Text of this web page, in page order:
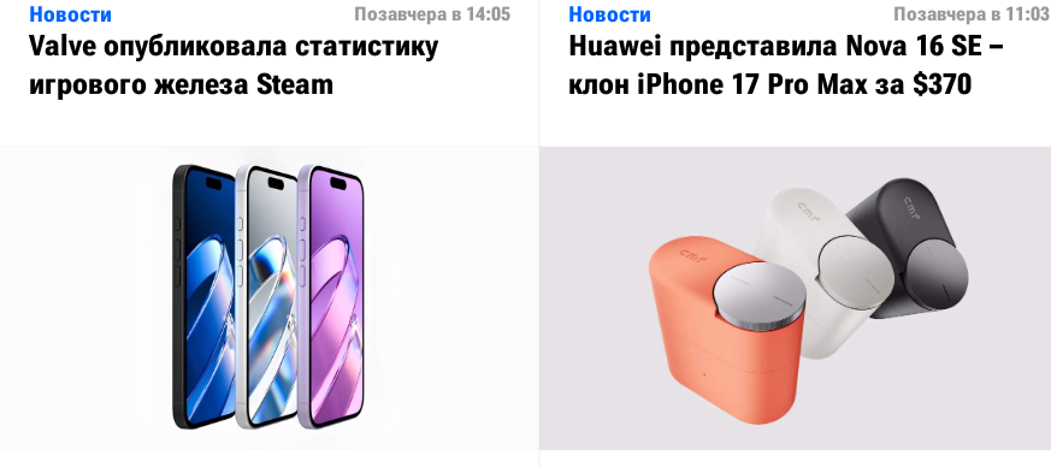
Новости Позавчера в 14:05
Valve опубликовала статистику
игрового железа Steam
Новости Позавчера в 11:03
Huawei представила Nova 16 SE –
клон iPhone 17 Pro Max за $370